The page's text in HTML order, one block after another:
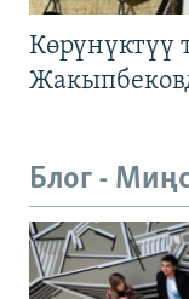
Блог -